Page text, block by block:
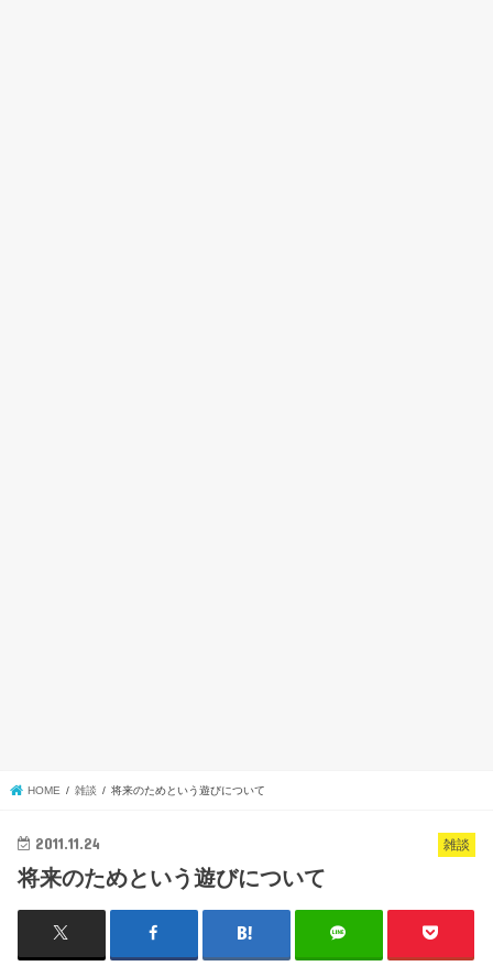
HOME 雑談 将来のためという遊びについて
雑談
2011.11.24
将来のためという遊びについて